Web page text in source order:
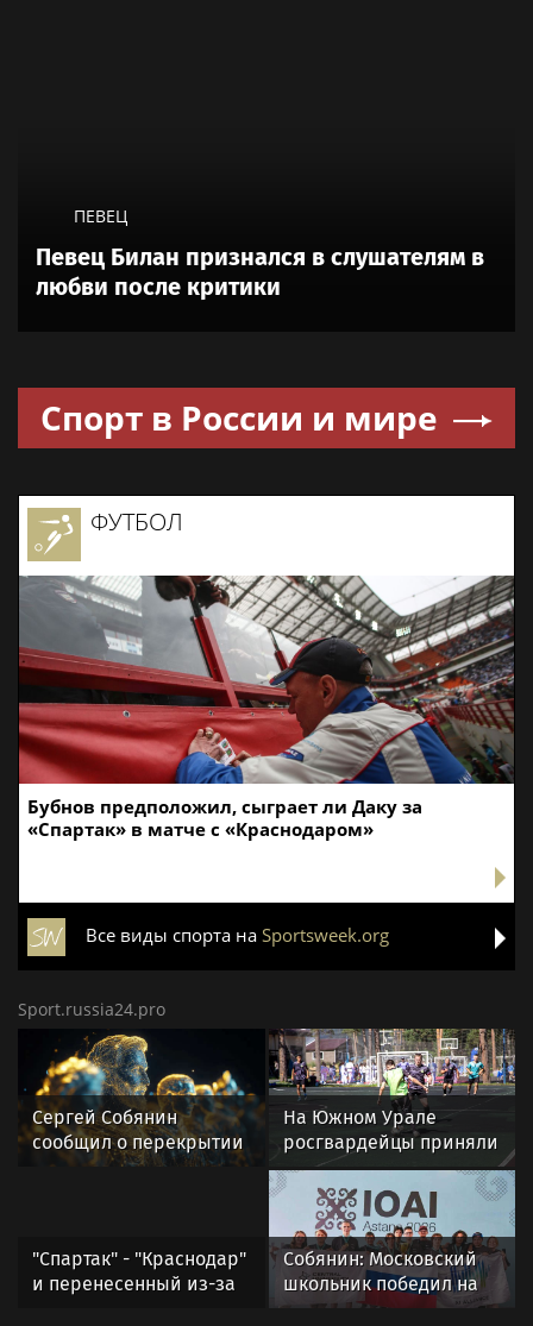
ПЕВЕЦ
Певец Билан признался в слушателям в
любви после критики
Спорт в России и мире
Бубнов предположил, сыграет ли Даку за
«Спартак» в матче с «Краснодаром»
ФУТБОЛ
Все виды спорта на Sportsweek.org
Sport.russia24.pro
Сергей Собянин
сообщил о перекрытии
дорог в Москве 8 и 9
На Южном Урале
росгвардейцы приняли
участие в спортивных
состязаниях,
приуроченных ко Дню
физкультурника
"Спартак" - "Краснодар"
и перенесенный из-за
Собянин: Московский
школьник победил на
олимпиаде по